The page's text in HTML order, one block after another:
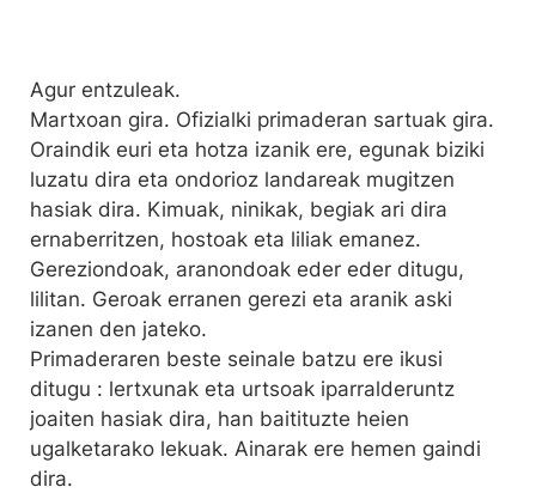
Agur entzuleak.
Martxoan gira. Ofizialki primaderan sartuak gira.
Oraindik euri eta hotza izanik ere, egunak biziki
luzatu dira eta ondorioz landareak mugitzen
hasiak dira. Kimuak, ninikak, begiak ari dira
ernaberritzen, hostoak eta liliak emanez.
Gereziondoak, aranondoak eder eder ditugu,
lilitan. Geroak erranen gerezi eta aranik aski
izanen den jateko.
Primaderaren beste seinale batzu ere ikusi
ditugu : lertxunak eta urtsoak iparralderuntz
joaiten hasiak dira, han baitituzte heien
ugalketarako lekuak. Ainarak ere hemen gaindi
dira.